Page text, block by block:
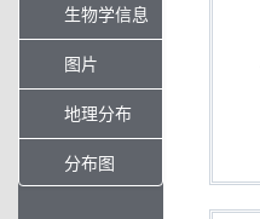
生物学信息
图片
地理分布
分布图